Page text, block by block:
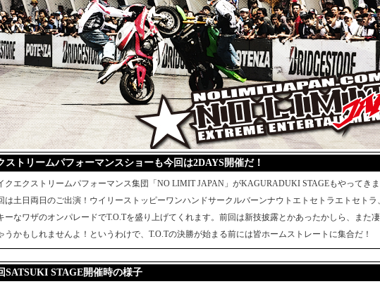
トリームパフォーマンスショーも今回は2DAYS開催だ！
エクストリームパフォーマンス集団「NO LIMIT JAPAN」がKAGURADUKI STAGEもやってき
は土日両日のご出演！ウイリーストッピーワンハンドサークルバーンナウトエトセトラエトセトラ
ーなワザのオンパレードでT.O.Tを盛り上げてくれます。前回は新技披露とかあったかしら、また
うかもしれませんよ！というわけで、T.O.Tの決勝が始まる前には皆ホームストレートに集合だ！
STAGE開催時の様子